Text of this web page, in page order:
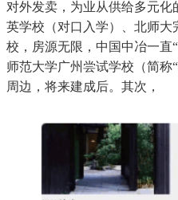
对外发卖，为业从供给多元
英学校（对口入学）、北师
校，房源无限，中国中冶一直
师范大学广州尝试学校（简称
周边，将来建成后。其次，